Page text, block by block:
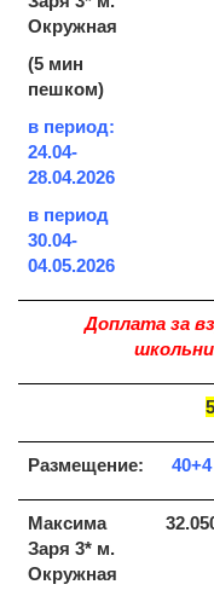
Окружная
(5 мин
пешком)
в период:
24.04-
28.04.2026
в период
30.04-
04.05.2026
Доплата за
Размещение: 40+4
Максима
Заря 3* м.
Окружная